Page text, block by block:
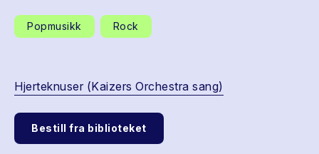
Popmusikk Rock
Hjerteknuser (Kaizers Orchestra sang)
Bestill fra biblioteket